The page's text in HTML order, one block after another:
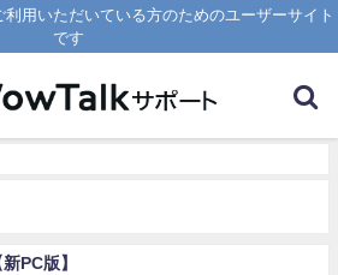
利用いただいている方のためのユーザーサイト
です
PC版】